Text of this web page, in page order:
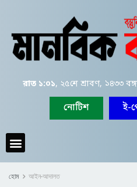
রাত ১:০১, ২৫শে শ্রাবণ, ১৪৩৩
নোটিশ ই-
হোম আইন-আদালত